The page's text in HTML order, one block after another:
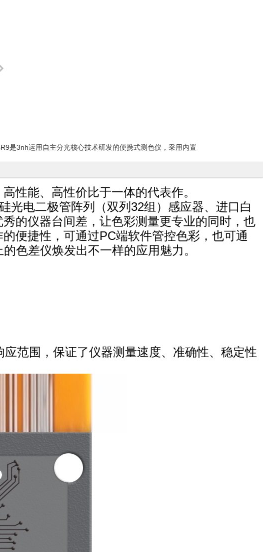
是3nh运用自主分光核心技术研发的便携式测色仪，采用内置
性能、高性价比于一体的代表作。
光电二极管阵列（双列32组）感应器、进口白
的仪器台间差，让色彩测量更专业的同时，也
便捷性，可通过PC端软件管控色彩，也可通
色差仪焕发出不一样的应用魅力。
范围，保证了仪器测量速度、准确性、稳定性